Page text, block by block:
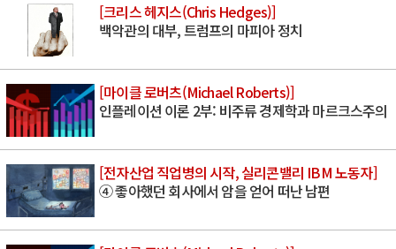
[크리스 헤지스(Chris Hedges)]
백악관의 대부, 트럼프의 마피아 정치
[마이클 로버츠(Michael Roberts)]
인플레이션 이론 2부: 비주류 경제학과 마르크스주의
[전자산업 직업병의 시작, 실리콘밸리 IBM 노동자]
④ 좋아했던 회사에서 암을 얻어 떠난 남편